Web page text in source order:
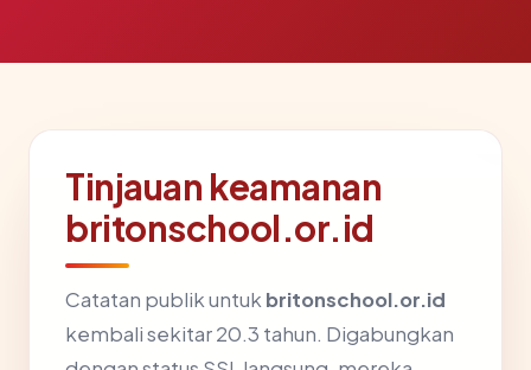
Tinjauan keamanan
britonschool.or.id
Catatan publik untuk britonschool.or.id
kembali sekitar 20.3 tahun. Digabungkan